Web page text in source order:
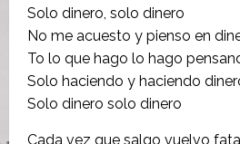
Solo dinero, solo dinero
No me acuesto y pienso en
To lo que hago lo hago
Solo haciendo y haciendo
Solo dinero solo dinero
Cada vez que salgo vuelvo